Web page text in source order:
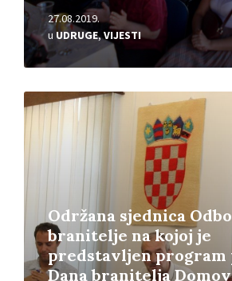
27.08.2019.
u UDRUGE,VIJESTI
Održana sjednica
branitelje na kojoj je
predstavljen program
Dana branitelja
Pročitajte
više